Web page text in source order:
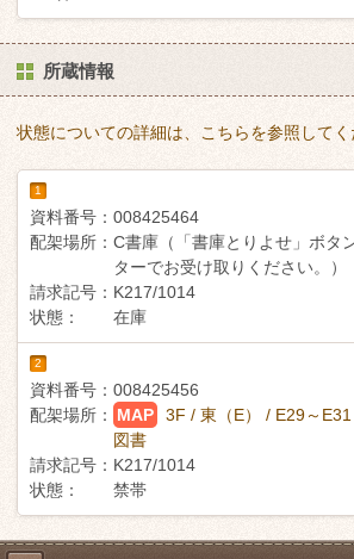
所蔵情報
状態についての詳細は、こちらを参照してく
1
資料番号： 008425464
配架場所： C書庫（「書庫とりよせ」ボタ
ターでお受け取りください。）
請求記号： K217/1014
状態：
在庫
2
資料番号： 008425456
配架場所：
MAP
3F / 東（E） / E29～
図書
請求記号： K217/1014
状態：
禁帯